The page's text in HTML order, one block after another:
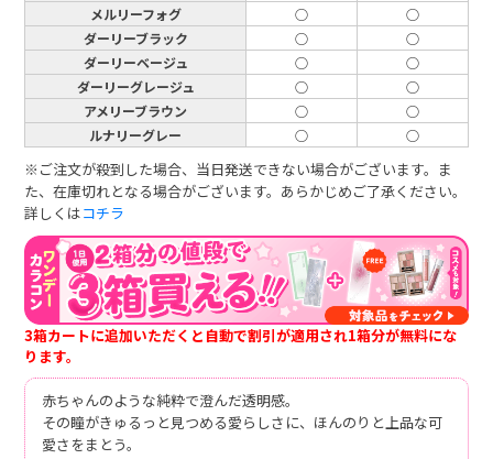
メルリーフォグ
○
○
ダーリーブラック
○
○
ダーリーベージュ
○
○
ダーリーグレージュ
○
○
アメリーブラウン
○
○
ルナリーグレー
○ ○
※ご注文が殺到した場合、当日発送できない場合がございます。ま
た、在庫切れとなる場合がございます。あらかじめご了承ください。
詳しくはコチラ
3箱カートに追加いただくと自動で割引が適用され1箱分が無料にな
ります。
赤ちゃんのような純粋で澄んだ透明感。
その瞳がきゅるっと見つめる愛らしさに、ほんのりと上品な可
愛さをまとう。